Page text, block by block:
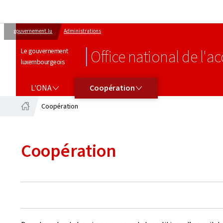
gouvernement.lu Administrations
Le gouvernement
luxembourgeois
Office national de
L'ONA Coopération
COOPÉRATION
Coopération
Coopération